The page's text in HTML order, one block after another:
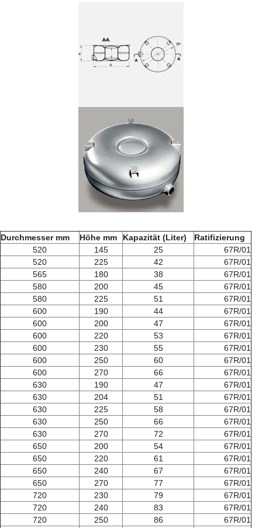
Durchmesser mm Höhe mm Kapazität (Liter)
Ratifizierung
520
145 25
67R/01
520
225 42
67R/01
565
180 38
67R/01
580
200 45
67R/01
580
225 51
67R/01
600
190 44
67R/01
600
200 47
67R/01
600
220 53
67R/01
600
230 55
67R/01
600
250 60
67R/01
600
270 66
67R/01
630
190 47
67R/01
630
204 51
67R/01
630
225 58
67R/01
630
250 66
67R/01
630
270 72
67R/01
650
200 54
67R/01
650
220 61
67R/01
650
240 67
67R/01
650
270 77
67R/01
720
230 79
67R/01
720
240 83
67R/01
720
250 86
67R/01